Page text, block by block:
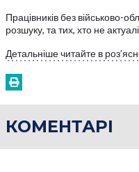
Працівників без військово-
розшуку, та тих, хто не
Детальніше читайте в
КОМЕНТАРІ